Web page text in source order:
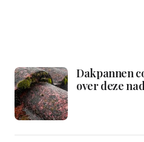
Dakpannen
over deze